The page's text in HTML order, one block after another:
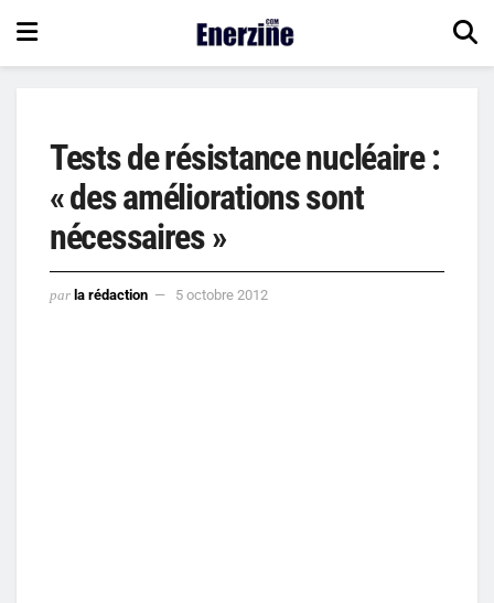
Tests de résistance nucléaire :
« des améliorations sont
nécessaires »
par la rédaction 5 octobre 2012